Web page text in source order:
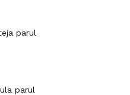
parul
parul